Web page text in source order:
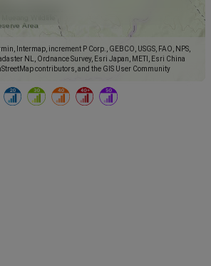
Intermap, increment P Corp., GEBCO, USGS, FAO, NPS,
NL, Ordnance Survey, Esri Japan, METI, Esri China
contributors, and the GIS User Community